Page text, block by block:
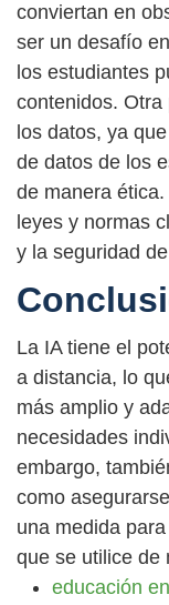
conviertan en
ser un desafío
los estudiantes
contenidos.
los datos, ya
de datos de los
de manera
leyes y normas
y la seguridad
La IA tiene el
a distancia, lo
más amplio y
necesidades
embargo,
como
una medida
que se utilice de
educación